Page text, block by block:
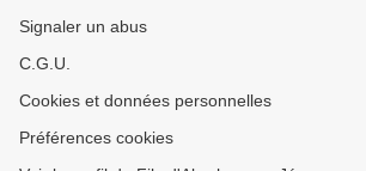
Signaler un abus
C.G.U.
Cookies et données personnelles
Préférences cookies